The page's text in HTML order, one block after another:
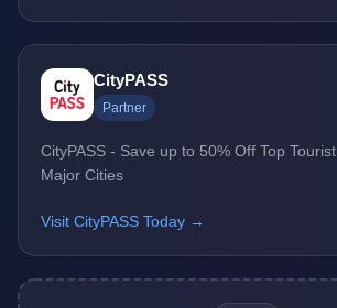
CityPASS
Partner
CityPASS - Save up to 50% Off Top
Major Cities
Visit CityPASS Today →